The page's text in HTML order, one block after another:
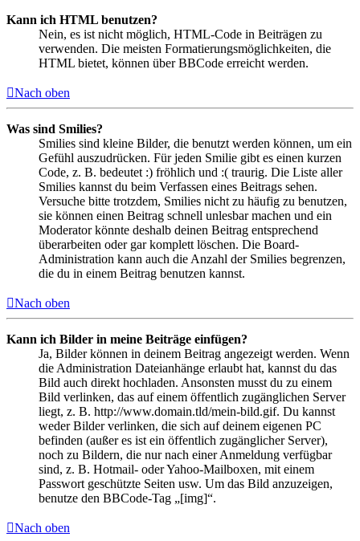
Kann ich HTML benutzen?
Nein, es ist nicht möglich, HTML-Code in Beiträgen zu
verwenden. Die meisten Formatierungsmöglichkeiten, die
HTML bietet, können über BBCode erreicht werden.
Nach oben
Was sind Smilies?
Smilies sind kleine Bilder, die benutzt werden können, um ein
Gefühl auszudrücken. Für jeden Smilie gibt es einen kurzen
Code, z. B. bedeutet :) fröhlich und :( traurig. Die Liste aller
Smilies kannst du beim Verfassen eines Beitrags sehen.
Versuche bitte trotzdem, Smilies nicht zu häufig zu benutzen,
sie können einen Beitrag schnell unlesbar machen und ein
Moderator könnte deshalb deinen Beitrag entsprechend
überarbeiten oder gar komplett löschen. Die Board-
Administration kann auch die Anzahl der Smilies begrenzen,
die du in einem Beitrag benutzen kannst.
Nach oben
Kann ich Bilder in meine Beiträge einfügen?
Ja, Bilder können in deinem Beitrag angezeigt werden. Wenn
die Administration Dateianhänge erlaubt hat, kannst du das
Bild auch direkt hochladen. Ansonsten musst du zu einem
Bild verlinken, das auf einem öffentlich zugänglichen Server
liegt, z. B. http://www.domain.tld/mein-bild.gif. Du kannst
weder Bilder verlinken, die sich auf deinem eigenen PC
befinden (außer es ist ein öffentlich zugänglicher Server),
noch zu Bildern, die nur nach einer Anmeldung verfügbar
sind, z. B. Hotmail- oder Yahoo-Mailboxen, mit einem
Passwort geschützte Seiten usw. Um das Bild anzuzeigen,
benutze den BBCode-Tag „[img]“.
Nach oben